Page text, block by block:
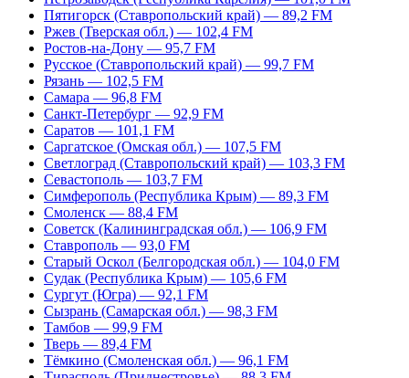
Пятигорск (Ставропольский край) — 89,2 FM
Ржев (Тверская обл.) — 102,4 FM
Ростов-на-Дону — 95,7 FM
Русское (Ставропольский край) — 99,7 FM
Рязань — 102,5 FM
Самара — 96,8 FM
Санкт-Петербург — 92,9 FM
Саратов — 101,1 FM
Саргатское (Омская обл.) — 107,5 FM
Светлоград (Ставропольский край) — 103,3 FM
Севастополь — 103,7 FM
Симферополь (Республика Крым) — 89,3 FM
Смоленск — 88,4 FM
Советск (Калининградская обл.) — 106,9 FM
Ставрополь — 93,0 FM
Старый Оскол (Белгородская обл.) — 104,0 FM
Судак (Республика Крым) — 105,6 FM
Сургут (Югра) — 92,1 FM
Сызрань (Самарская обл.) — 98,3 FM
Тамбов — 99,9 FM
Тверь — 89,4 FM
Тёмкино (Смоленская обл.) — 96,1 FM